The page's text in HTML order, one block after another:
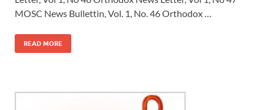
MOSC News Bullettin, Vol. 1, No. 46 Orthodox …
READ MORE